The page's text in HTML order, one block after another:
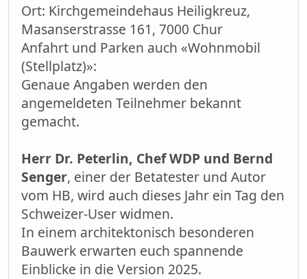
Ort: Kirchgemeindehaus Heiligkreuz,
Masanserstrasse 161, 7000 Chur
Anfahrt und Parken auch «Wohnmobil
(Stellplatz)»:
Genaue Angaben werden den
angemeldeten Teilnehmer bekannt
gemacht.
Herr Dr. Peterlin, Chef WDP und Bernd
Senger, einer der Betatester und Autor
vom HB, wird auch dieses Jahr ein Tag den
Schweizer-User widmen.
In einem architektonisch besonderen
Bauwerk erwarten euch spannende
Einblicke in die Version 2025.